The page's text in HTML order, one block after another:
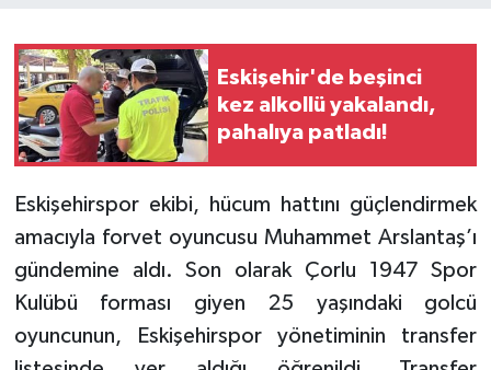
Eskişehir'de beşinci
kez alkollü yakalandı,
pahalıya patladı!
Eskişehirspor ekibi, hücum hattını güçlendirmek
amacıyla forvet oyuncusu Muhammet Arslantaş’ı
gündemine aldı. Son olarak Çorlu 1947 Spor
Kulübü forması giyen 25 yaşındaki golcü
oyuncunun, Eskişehirspor yönetiminin transfer